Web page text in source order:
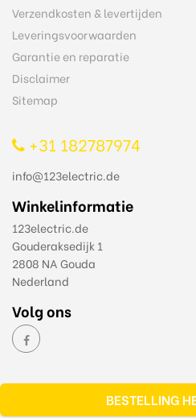
Verzendkosten & levertijden
Leveringsvoorwaarden
Garantie en reparatie
Disclaimer
Sitemap
+31 182787974
info@123electric.de
Winkelinformatie
123electric.de
Gouderaksedijk 1
2808 NA Gouda
Nederland
Volg ons
BESTELLING